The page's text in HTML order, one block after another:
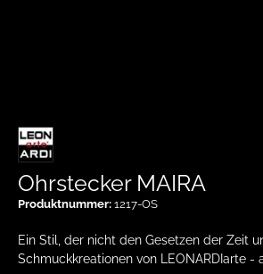
Ein Stil, der nicht den Gesetzen der Zeit
Schmuckkreationen von LEONARDIarte -
Ohrstecker MAIRA
Produktnummer: 1217-OS